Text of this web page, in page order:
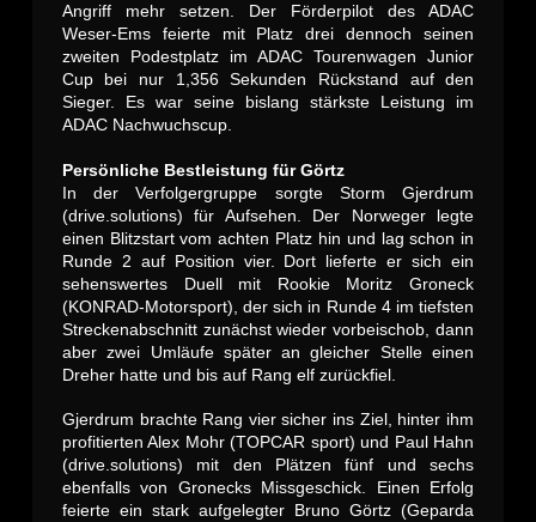
Angriff mehr setzen. Der Förderpilot des ADAC
Weser-Ems feierte mit Platz drei dennoch seinen
zweiten Podestplatz im ADAC Tourenwagen Junior
Cup bei nur 1,356 Sekunden Rückstand auf den
Sieger. Es war seine bislang stärkste Leistung im
ADAC Nachwuchscup.
Persönliche Bestleistung für Görtz
In der Verfolgergruppe sorgte Storm Gjerdrum
(drive.solutions) für Aufsehen. Der Norweger legte
einen Blitzstart vom achten Platz hin und lag schon in
Runde 2 auf Position vier. Dort lieferte er sich ein
sehenswertes Duell mit Rookie Moritz Groneck
(KONRAD-Motorsport), der sich in Runde 4 im tiefsten
Streckenabschnitt zunächst wieder vorbeischob, dann
aber zwei Umläufe später an gleicher Stelle einen
Dreher hatte und bis auf Rang elf zurückfiel.
Gjerdrum brachte Rang vier sicher ins Ziel, hinter ihm
profitierten Alex Mohr (TOPCAR sport) und Paul Hahn
(drive.solutions) mit den Plätzen fünf und sechs
ebenfalls von Gronecks Missgeschick. Einen Erfolg
feierte ein stark aufgelegter Bruno Görtz (Geparda